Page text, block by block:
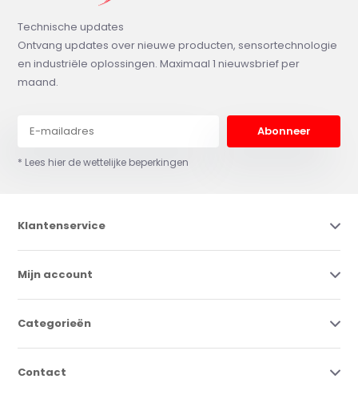
Technische updates
Ontvang updates over nieuwe producten, sensortechnologie
en industriële oplossingen. Maximaal 1 nieuwsbrief per
maand.
Abonneer
* Lees hier de wettelijke beperkingen
Klantenservice
Mijn account
Categorieën
Contact